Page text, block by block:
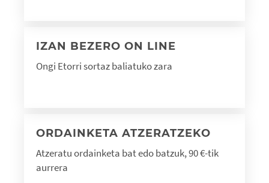
IZAN BEZERO ON LINE
Ongi Etorri sortaz baliatuko zara
ORDAINKETA ATZERATZEKO
Atzeratu ordainketa bat edo batzuk, 90 €-tik
aurrera